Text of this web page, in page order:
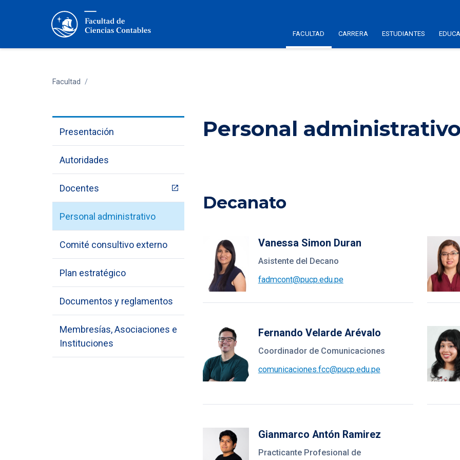
FACULTAD CARRERA ESTUDIANTES
Facultad /
Presentación
Autoridades
Docentes
Personal administrativo
Comité consultivo externo
Plan estratégico
Documentos y reglamentos
Membresías, Asociaciones e
Instituciones
Personal administrativo
Decanato
Vanessa Simon Duran
Asistente del Decano
fadmcont@pucp.edu.pe
Fernando Velarde Arévalo
Coordinador de Comunicaciones
comunicaciones.fcc@pucp.edu.pe
Gianmarco Antón Ramirez
Practicante Profesional de